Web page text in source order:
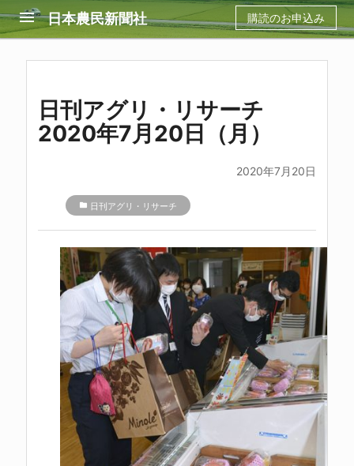
menu 日本農民新聞社 購読のお申込み
日刊アグリ・リサーチ
2020年7月20日（月）
2020年7月20日
folder 日刊アグリ・リサーチ